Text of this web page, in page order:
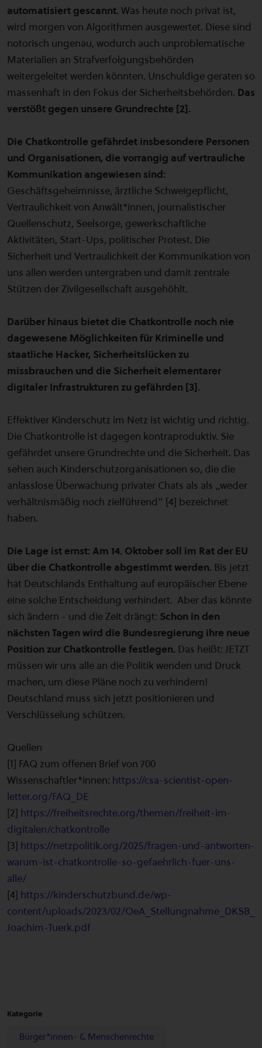
automatisiert gescannt. Was heute noch privat ist,
wird morgen von Algorithmen ausgewertet. Diese sind
notorisch ungenau, wodurch auch unproblematische
Materialien an Strafverfolgungsbehörden
weitergeleitet werden könnten. Unschuldige geraten so
massenhaft in den Fokus der Sicherheitsbehörden. Das
verstößt gegen unsere Grundrechte [2].
Die Chatkontrolle gefährdet insbesondere Personen
und Organisationen, die vorrangig auf vertrauliche
Kommunikation angewiesen sind:
Geschäftsgeheimnisse, ärztliche Schweigepflicht,
Vertraulichkeit von Anwält*innen, journalistischer
Quellenschutz, Seelsorge, gewerkschaftliche
Aktivitäten, Start-Ups, politischer Protest. Die
Sicherheit und Vertraulichkeit der Kommunikation von
uns allen werden untergraben und damit zentrale
Stützen der Zivilgesellschaft ausgehöhlt.
Darüber hinaus bietet die Chatkontrolle noch nie
dagewesene Möglichkeiten für Kriminelle und
staatliche Hacker, Sicherheitslücken zu
missbrauchen und die Sicherheit elementarer
digitaler Infrastrukturen zu gefährden [3].
Effektiver Kinderschutz im Netz ist wichtig und richtig.
Die Chatkontrolle ist dagegen kontraproduktiv. Sie
gefährdet unsere Grundrechte und die Sicherheit. Das
sehen auch Kinderschutzorganisationen so, die die
anlasslose Überwachung privater Chats als als „weder
verhältnismäßig noch zielführend“ [4] bezeichnet
haben.
Die Lage ist ernst: Am 14. Oktober soll im Rat der EU
über die Chatkontrolle abgestimmt werden. Bis jetzt
hat Deutschlands Enthaltung auf europäischer Ebene
eine solche Entscheidung verhindert. Aber das könnte
sich ändern - und die Zeit drängt: Schon in den
nächsten Tagen wird die Bundesregierung ihre neue
Position zur Chatkontrolle festlegen. Das heißt: JETZT
müssen wir uns alle an die Politik wenden und Druck
machen, um diese Pläne noch zu verhindern!
Deutschland muss sich jetzt positionieren und
Verschlüsselung schützen.
Quellen
[1] FAQ zum offenen Brief von 700
Wissenschaftler*innen: https://csa-scientist-open-
letter.org/FAQ_DE
[2] https://freiheitsrechte.org/themen/freiheit-im-
digitalen/chatkontrolle
[3] https://netzpolitik.org/2025/fragen-und-antworten-
warum-ist-chatkontrolle-so-gefaehrlich-fuer-uns-
alle/
[4] https://kinderschutzbund.de/wp-
content/uploads/2023/02/OeA_Stellungnahme_DKSB_
Joachim-Tuerk.pdf
Kategorie
Bürger*innen- & Menschenrechte